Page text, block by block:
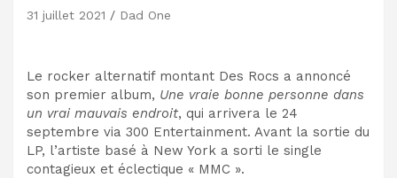
31 juillet 2021 Dad One
Le rocker alternatif montant Des Rocs a annoncé
son premier album, Une vraie bonne personne dans
un vrai mauvais endroit, qui arrivera le 24
septembre via 300 Entertainment. Avant la sortie du
LP, l’artiste basé à New York a sorti le single
contagieux et éclectique « MMC ».